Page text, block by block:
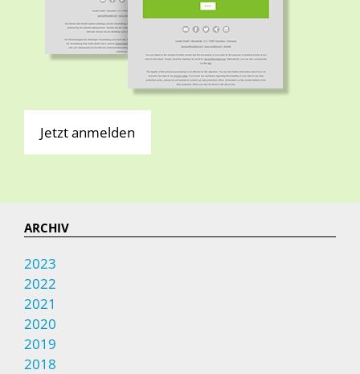
Jetzt anmelden
ARCHIV
2023
2022
2021
2020
2019
2018